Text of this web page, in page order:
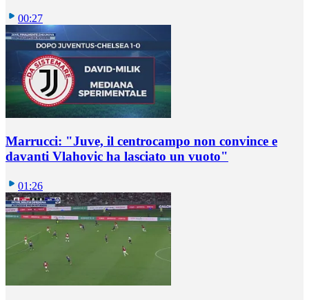
00:27
Marrucci: "Juve, il centrocampo non convince e
davanti Vlahovic ha lasciato un vuoto"
01:26